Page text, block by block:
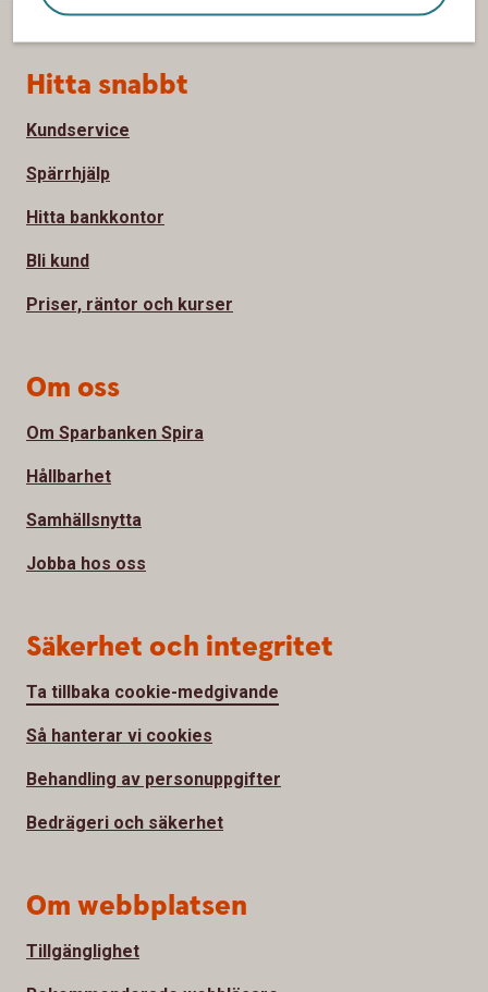
Sidfot
Hitta snabbt
Kundservice
Spärrhjälp
Hitta bankkontor
Bli kund
Priser, räntor och kurser
Om oss
Om Sparbanken Spira
Hållbarhet
Samhällsnytta
Jobba hos oss
Säkerhet och integritet
Ta tillbaka cookie-medgivande
Så hanterar vi cookies
Behandling av personuppgifter
Bedrägeri och säkerhet
Om webbplatsen
Tillgänglighet